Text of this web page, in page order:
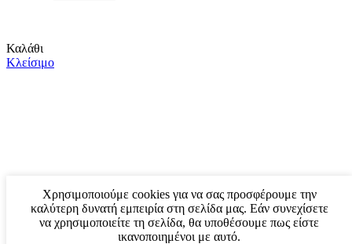
Καλάθι
Κλείσιμο
Χρησιμοποιούμε cookies για να σας προσφέρουμε την
καλύτερη δυνατή εμπειρία στη σελίδα μας. Εάν συνεχίσετε
να χρησιμοποιείτε τη σελίδα, θα υποθέσουμε πως είστε
ικανοποιημένοι με αυτό.